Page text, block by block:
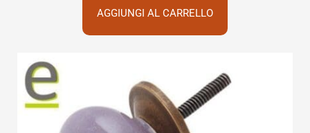
AGGIUNGI AL CARRELLO